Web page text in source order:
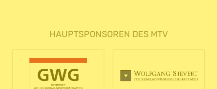
HAUPTSPONSOREN DES MTV